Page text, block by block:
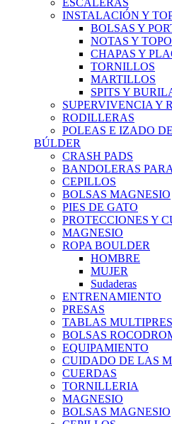
ESCALERAS
INSTALACIÓN Y
BOLSAS Y
NOTAS Y
CHAPAS Y
TORNILLOS
MARTILLOS
SPITS Y
SUPERVIVENCIA Y
RODILLERAS
POLEAS E IZADO
BÚLDER
CRASH PADS
BANDOLERAS
CEPILLOS
BOLSAS MAGNESIO
PIES DE GATO
PROTECCIONES Y
MAGNESIO
ROPA BOULDER
HOMBRE
MUJER
Sudaderas
ENTRENAMIENTO
PRESAS
TABLAS
BOLSAS
EQUIPAMIENTO
CUIDADO DE LAS
CUERDAS
TORNILLERIA
MAGNESIO
BOLSAS MAGNESIO